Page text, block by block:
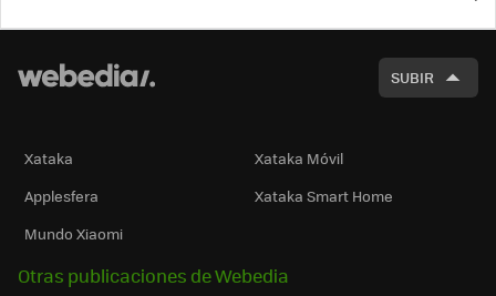
SUBIR
Xataka
Xataka Móvil
Applesfera
Xataka Smart Home
Mundo Xiaomi
Otras publicaciones de Webedia